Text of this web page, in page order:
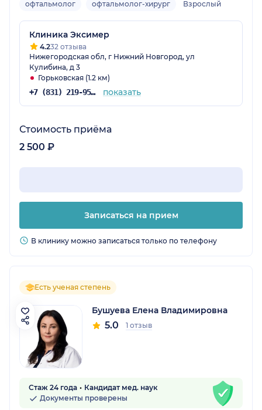
офтальмолог офтальмолог-хирург Взрослый
Клиника Эксимер
4.232 отзыва
Нижегородская обл, г Нижний Новгород, ул
Кулибина, д 3
Горьковская (1.2 км)
+7 (831) 219-95-03 показать
Стоимость приёма
2 500 ₽
Записаться на прием
В клинику можно записаться только по телефону
Есть ученая степень
Бушуева Елена Владимировна
5.0 1 отзыв
Стаж 24 года
Кандидат мед. наук
Документы проверены